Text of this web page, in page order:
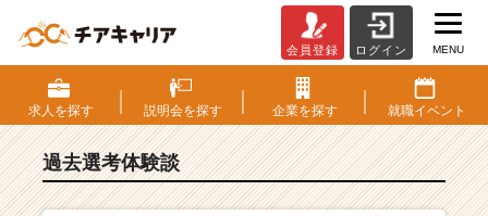
S・
選
考
験
会員登録 ログイン MENU
求人を探す 説明会を探す 企業を探す 就職イベント
過去選考体験談